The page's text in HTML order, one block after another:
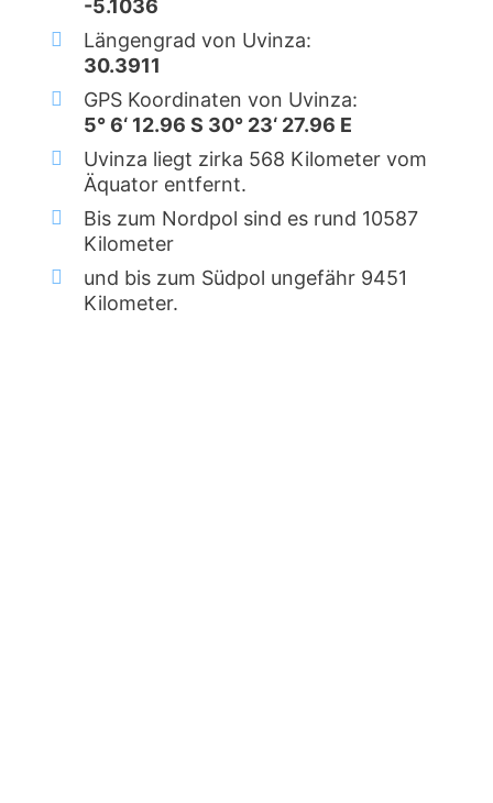
-5.1036
Längengrad von Uvinza:
30.3911
GPS Koordinaten von Uvinza:
5° 6‘ 12.96 S 30° 23‘ 27.96 E
Uvinza liegt zirka 568 Kilometer vom
Äquator entfernt.
Bis zum Nordpol sind es rund 10587
Kilometer
und bis zum Südpol ungefähr 9451
Kilometer.